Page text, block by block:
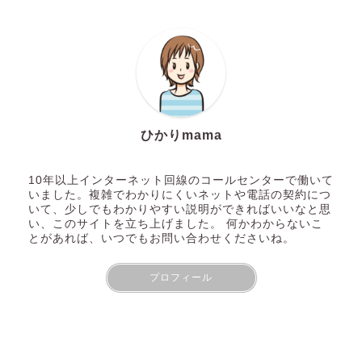
ひかりmama
10年以上インターネット回線のコールセンターで働いて
いました。複雑でわかりにくいネットや電話の契約につ
いて、少しでもわかりやすい説明ができればいいなと思
い、このサイトを立ち上げました。 何かわからないこ
とがあれば、いつでもお問い合わせくださいね。
プロフィール